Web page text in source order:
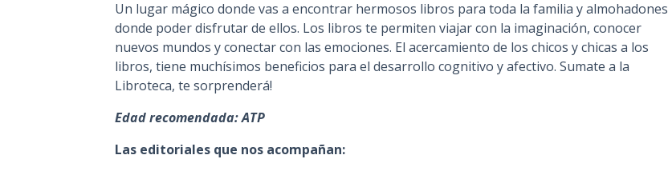
Un lugar mágico donde vas a encontrar hermosos libros para toda la familia y almohadones
donde poder disfrutar de ellos. Los libros te permiten viajar con la imaginación, conocer
nuevos mundos y conectar con las emociones. El acercamiento de los chicos y chicas a los
libros, tiene muchísimos beneficios para el desarrollo cognitivo y afectivo. Sumate a la
Libroteca, te sorprenderá!
Edad recomendada: ATP
Las editoriales que nos acompañan: